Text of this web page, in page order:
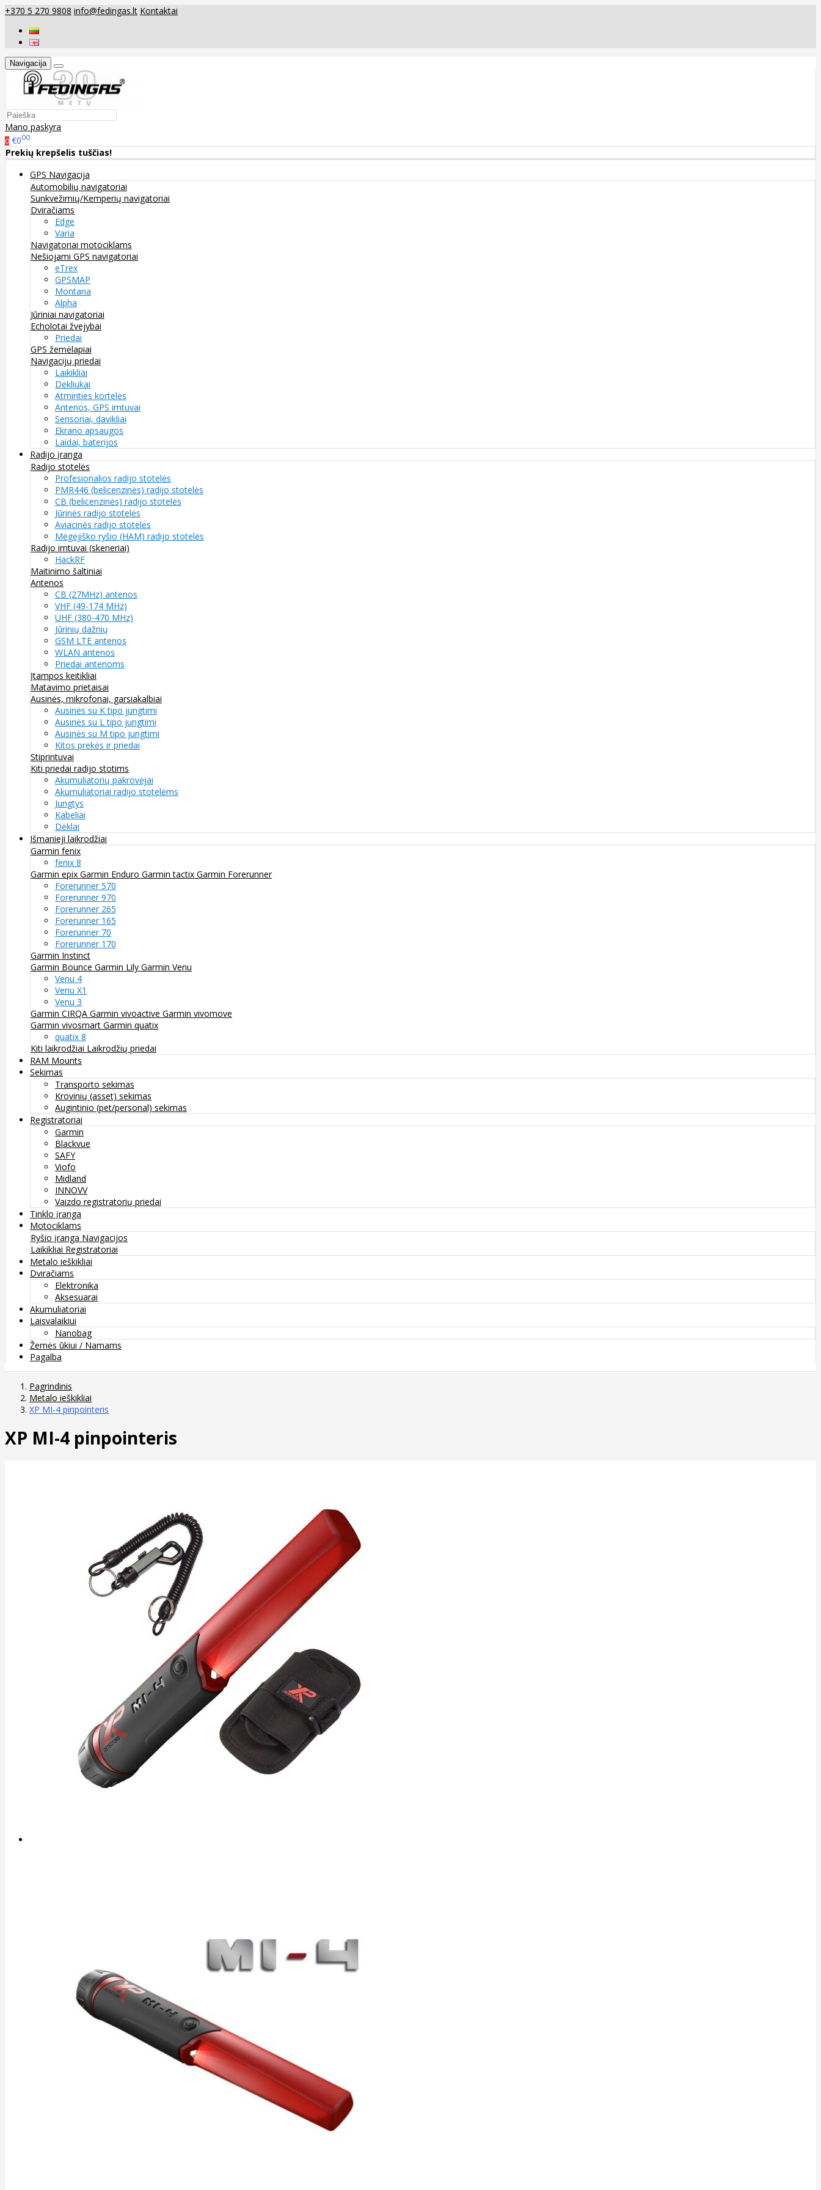
+370 5 270 9808 info@fedingas.lt Kontaktai
Navigacija
Mano paskyra
0 €000
Prekių krepšelis tuščias!
GPS Navigacija
Automobilių navigatoriai
Sunkvežimių/Kemperių navigatoriai
Dviračiams
Edge
Varia
Navigatoriai motociklams
Nešiojami GPS navigatoriai
eTrex
GPSMAP
Montana
Alpha
Jūriniai navigatoriai
Echolotai žvejybai
Priedai
GPS žemėlapiai
Navigacijų priedai
Laikikliai
Dėkliukai
Atminties kortelės
Antenos, GPS imtuvai
Sensoriai, davikliai
Ekrano apsaugos
Laidai, baterijos
Radijo įranga
Radijo stotelės
Profesionalios radijo stotelės
PMR446 (belicenzinės) radijo stotelės
CB (belicenzinės) radijo stotelės
Jūrinės radijo stotelės
Aviacinės radijo stotelės
Mėgėjiško ryšio (HAM) radijo stotelės
Radijo imtuvai (skeneriai)
HackRF
Maitinimo šaltiniai
Antenos
CB (27MHz) antenos
VHF (49-174 MHz)
UHF (380-470 MHz)
Jūrinių dažnių
GSM LTE antenos
WLAN antenos
Priedai antenoms
Įtampos keitikliai
Matavimo prietaisai
Ausinės, mikrofonai, garsiakalbiai
Ausinės su K tipo jungtimi
Ausinės su L tipo jungtimi
Ausinės su M tipo jungtimi
Kitos prekės ir priedai
Stiprintuvai
Kiti priedai radijo stotims
Akumuliatorių pakrovėjai
Akumuliatoriai radijo stotelėms
Jungtys
Kabeliai
Dėklai
Išmanieji laikrodžiai
Garmin fenix
fenix 8
Garmin epix Garmin Enduro Garmin tactix Garmin Forerunner
Forerunner 570
Forerunner 970
Forerunner 265
Forerunner 165
Forerunner 70
Forerunner 170
Garmin Instinct
Garmin Bounce Garmin Lily Garmin Venu
Venu 4
Venu X1
Venu 3
Garmin CIRQA Garmin vivoactive Garmin vivomove
Garmin vivosmart Garmin quatix
quatix 8
Kiti laikrodžiai Laikrodžių priedai
RAM Mounts
Sekimas
Transporto sekimas
Krovinių (asset) sekimas
Augintinio (pet/personal) sekimas
Registratoriai
Garmin
Blackvue
SAFY
Viofo
Midland
INNOVV
Vaizdo registratorių priedai
Tinklo įranga
Motociklams
Ryšio įranga Navigacijos
Laikikliai Registratoriai
Metalo ieškikliai
Dviračiams
Elektronika
Aksesuarai
Akumuliatoriai
Laisvalaikiui
Nanobag
Žemės ūkiui / Namams
Pagalba
Pagrindinis
Metalo ieškikliai
XP MI-4 pinpointeris
XP MI-4 pinpointeris